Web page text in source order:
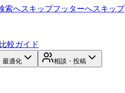
索へスキップフッターへスキップ
較ガイド
最適化 相談・投稿